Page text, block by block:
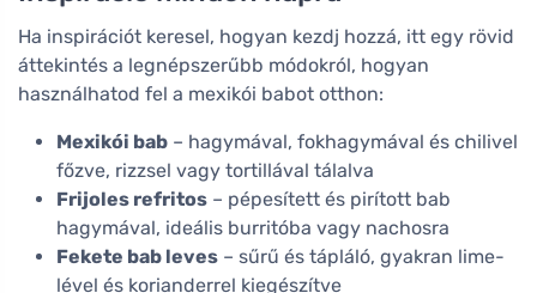
Ha inspirációt keresel, hogyan kezdj hozzá, itt egy rövid
áttekintés a legnépszerűbb módokról, hogyan
használhatod fel a mexikói babot otthon:
Mexikói bab – hagymával, fokhagymával és chilivel
főzve, rizzsel vagy tortillával tálalva
Frijoles refritos – pépesített és pirított bab
hagymával, ideális burritóba vagy nachosra
Fekete bab leves – sűrű és tápláló, gyakran lime-
lével és korianderrel kiegészítve